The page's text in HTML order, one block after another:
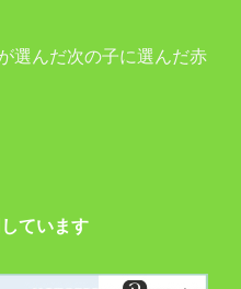
選んだ次の子に選んだ赤
ています